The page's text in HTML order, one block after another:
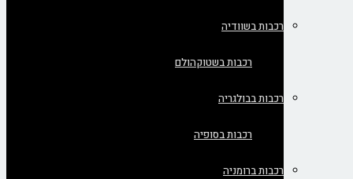
רכבות בשוודיה
רכבות בשטוקהולם
רכבות בבולגריה
רכבות בסופיה
רכבות ברומניה